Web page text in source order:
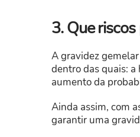
3. Que
A gravidez
dentro das quais: a
aumento da
Ainda assim, com
garantir uma